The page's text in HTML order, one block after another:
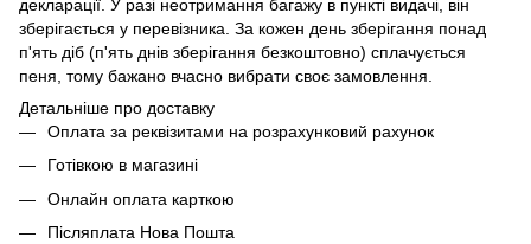
декларації. У разі неотримання багажу в пункті видачі, він
зберігається у перевізника. За кожен день зберігання понад
п'ять діб (п'ять днів зберігання безкоштовно) сплачується
пеня, тому бажано вчасно вибрати своє замовлення.
Детальніше про доставку
Оплата за реквізитами на розрахунковий рахунок
Готівкою в магазині
Онлайн оплата карткою
Післяплата Нова Пошта